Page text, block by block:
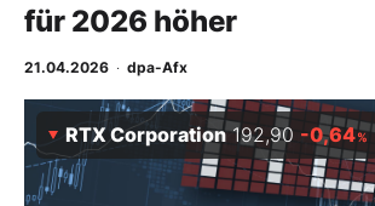
Experten
Mein B:O
für 2026 höher
21.04.2026 · dpa-Afx
RTX Corporation 192,90 -0,64%